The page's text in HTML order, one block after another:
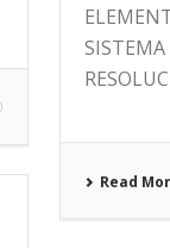
SISTEMA
Read